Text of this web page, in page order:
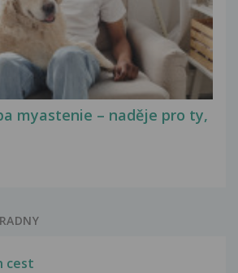
myastenie – naděje pro ty,
cest